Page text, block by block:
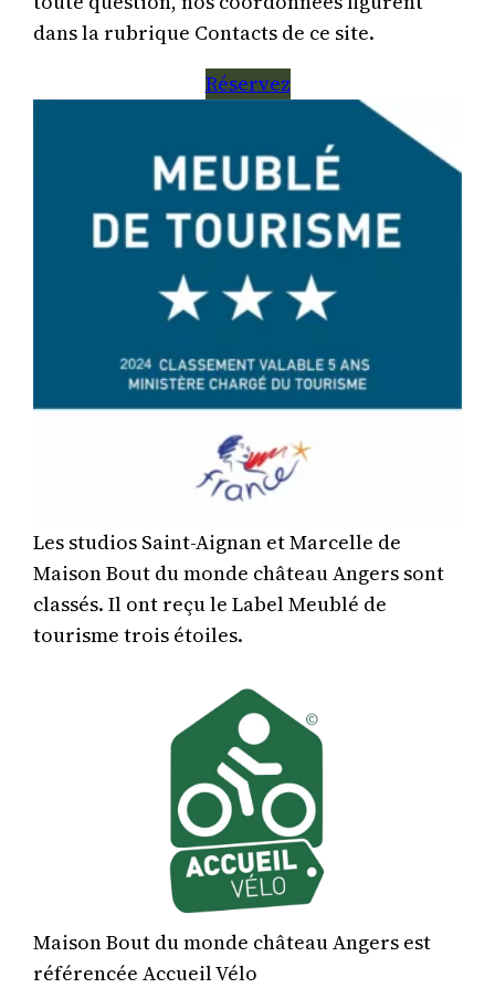
dans la rubrique Contacts de ce site.
Réservez
Les studios Saint-Aignan et Marcelle de
Maison Bout du monde château Angers sont
classés. Il ont reçu le Label Meublé de
tourisme trois étoiles.
Maison Bout du monde château Angers est
référencée Accueil Vélo